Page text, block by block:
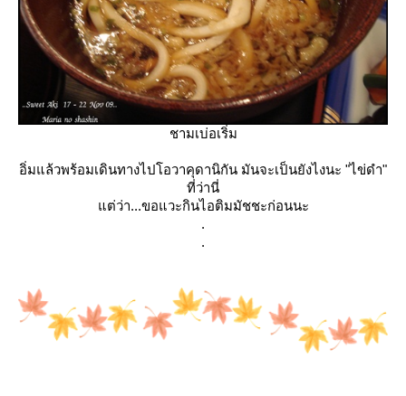
ชามเบ่อเริ่ม
อิ่มแล้วพร้อมเดินทางไปโอวาคุดานิกัน มันจะเป็นยังไงนะ "ไข่ดำ"
ที่ว่านี่
ต่ว่า...ขอแวะกินไอติมมัชชะก่อนนะ
.
.